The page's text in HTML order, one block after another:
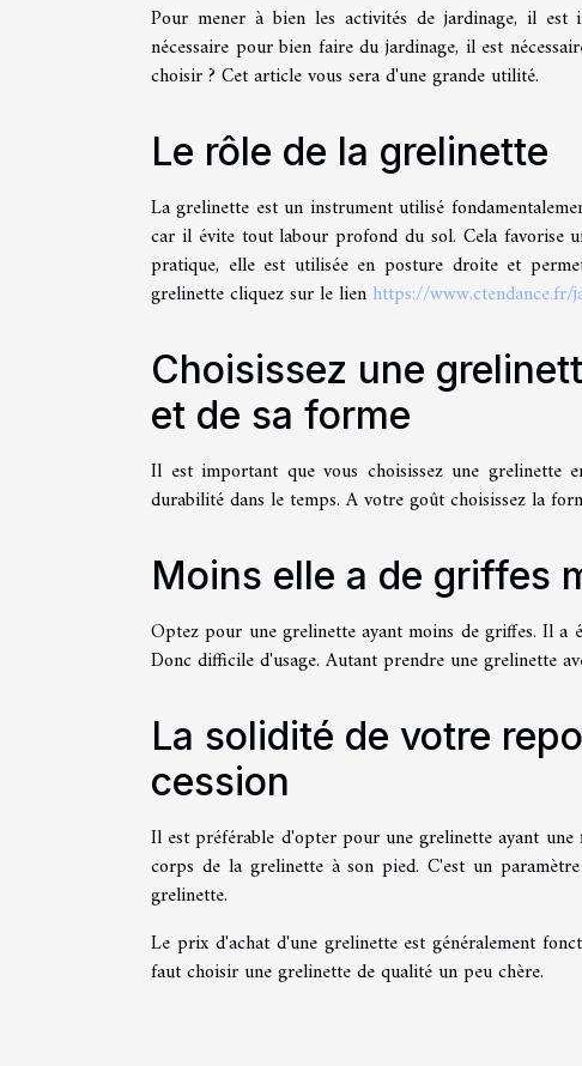
Pour mener à bien les activités de jardinage, il est
nécessaire pour bien faire du jardinage, il est
choisir ? Cet article vous sera d'une grande utilité.
Le rôle de la grelinette
La grelinette est un instrument utilisé
car il évite tout labour profond du sol. Cela favorise
pratique, elle est utilisée en posture droite et
grelinette cliquez sur le lien https://
Choisissez une
et de sa forme
Il est important que vous choisissez une grelinette
durabilité dans le temps. A votre goût choisissez la
Moins elle a de griffes
Optez pour une grelinette ayant moins de griffes. Il a
Donc difficile d'usage. Autant prendre une grelinette
La solidité de votre
cession
Il est préférable d'opter pour une grelinette ayant
corps de la grelinette à son pied. C'est un
grelinette.
Le prix d'achat d'une grelinette est généralement
faut choisir une grelinette de qualité un peu chère.